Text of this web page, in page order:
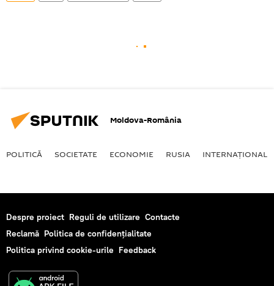
Moldova-România
POLITICĂ SOCIETATE ECONOMIE RUSIA INTERNAŢIONAL
Despre proiect Reguli de utilizare Contacte
Reclamă Politica de confidențialitate
Politica privind cookie-urile Feedback